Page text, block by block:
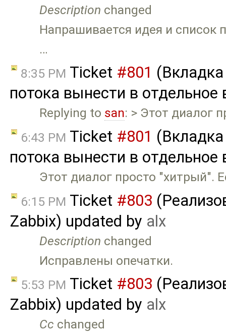
Description changed
Напрашивается идея и список
…
8:35 PM Ticket #801
потока вынести в
Replying to san: > Этот диалог
6:43 PM Ticket #801
потока вынести в
Этот диалог просто "хитрый".
6:15 PM Ticket #803
Zabbix) updated by alx
Description changed
Исправлены опечатки.
5:53 PM Ticket #803
Zabbix) updated by alx
Cc changed